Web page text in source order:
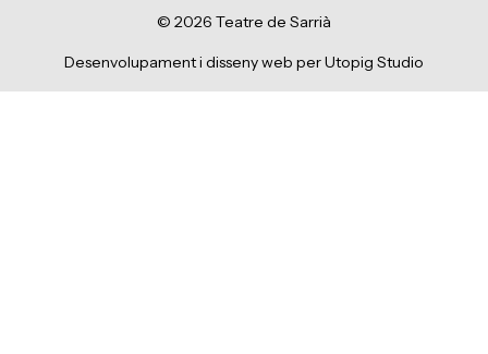
© 2026 Teatre de Sarrià
Desenvolupament i disseny web per Utopig Studio